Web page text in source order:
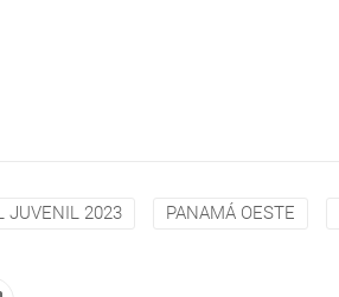
JUVENIL 2023 PANAMÁ OESTE